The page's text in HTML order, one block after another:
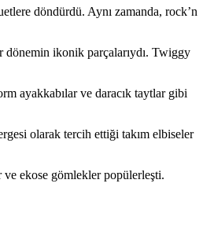
döndürdü. Aynı zamanda, rock’n
ikonik parçalarıydı. Twiggy
ayakkabılar ve daracık taytlar gibi
olarak tercih ettiği takım elbiseler
ve ekose gömlekler popülerleşti.